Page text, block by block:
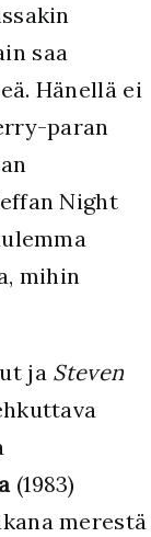
saa
Hänellä ei
paran
Night
mihin
ja Steven
(1983)
merestä